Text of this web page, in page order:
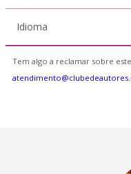
Idioma
Tem algo a reclamar sobre